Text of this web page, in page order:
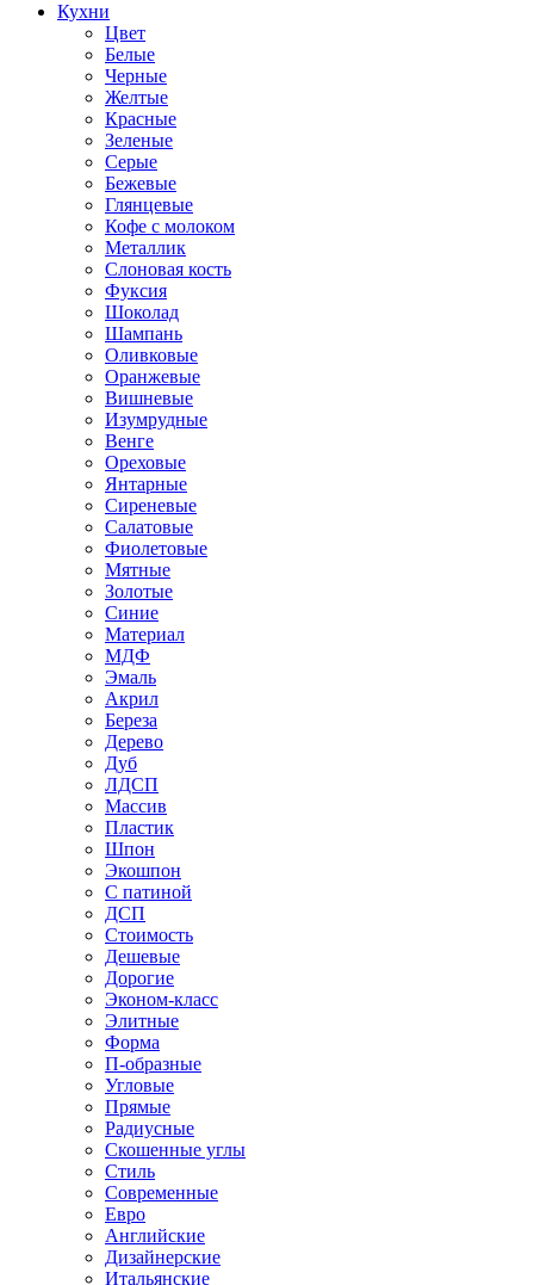
Кухни
Цвет
Белые
Черные
Желтые
Красные
Зеленые
Серые
Бежевые
Глянцевые
Кофе с молоком
Металлик
Слоновая кость
Фуксия
Шоколад
Шампань
Оливковые
Оранжевые
Вишневые
Изумрудные
Венге
Ореховые
Янтарные
Сиреневые
Салатовые
Фиолетовые
Мятные
Золотые
Синие
Материал
МДФ
Эмаль
Акрил
Береза
Дерево
Дуб
ЛДСП
Массив
Пластик
Шпон
Экошпон
С патиной
ДСП
Стоимость
Дешевые
Дорогие
Эконом-класс
Элитные
Форма
П-образные
Угловые
Прямые
Радиусные
Скошенные углы
Стиль
Современные
Евро
Английские
Дизайнерские
Итальянские